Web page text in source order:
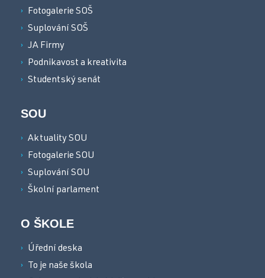
Fotogalerie SOŠ
Suplování SOŠ
JA Firmy
Podnikavost a kreativita
Studentský senát
SOU
Aktuality SOU
Fotogalerie SOU
Suplování SOU
Školní parlament
O ŠKOLE
Úřední deska
To je naše škola